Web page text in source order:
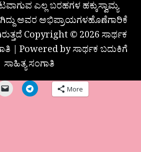
ಎಲ್ಲ ಬರಹಗಳ ಹಕ್ಕುಸ್ವಾಮ್ಯ
ಅವರ ಅಭಿಪ್ರಾಯಗಳಹೊಣೆಗಾರಿಕೆ
Copyright © 2026 ಸಾರ್ಥಕ
| Powered by ಸಾರ್ಥಕ ಬದುಕಿಗೆ
ಸಾಹಿತ್ಯ ಸಂಗಾತಿ
More